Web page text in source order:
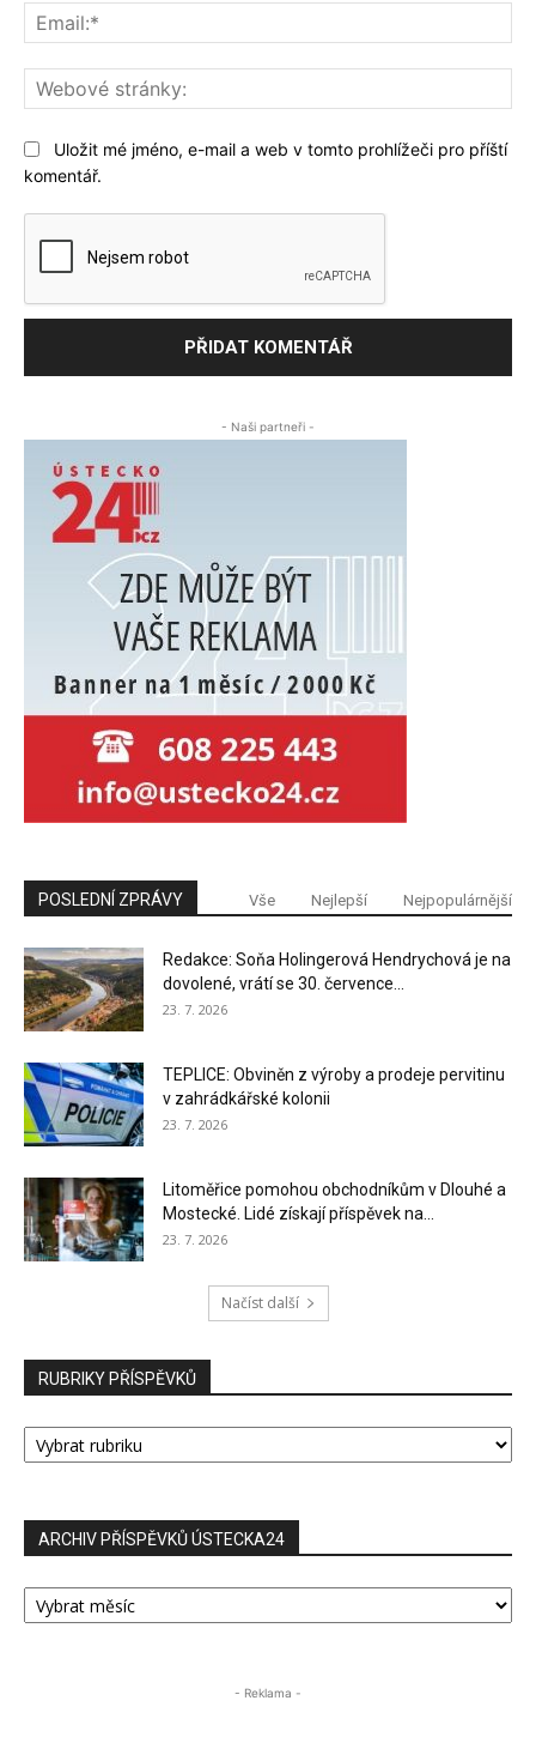
Uložit mé jméno, e-mail a web v tomto prohlížeči pro příští
komentář.
- Naši partneři -
POSLEDNÍ ZPRÁVY Vše Nejlepší Nejpopulárnější
Redakce: Soňa Holingerová Hendrychová je na
dovolené, vrátí se 30. července...
23. 7. 2026
TEPLICE: Obviněn z výroby a prodeje pervitinu
v zahrádkářské kolonii
23. 7. 2026
Litoměřice pomohou obchodníkům v Dlouhé a
Mostecké. Lidé získají příspěvek na...
23. 7. 2026
Načíst další
RUBRIKY PŘÍSPĚVKŮ
RUBRIKY
PŘÍSPĚVKŮ
ARCHIV PŘÍSPĚVKŮ ÚSTECKA24
ARCHIV
PŘÍSPĚVKŮ
- Reklama -